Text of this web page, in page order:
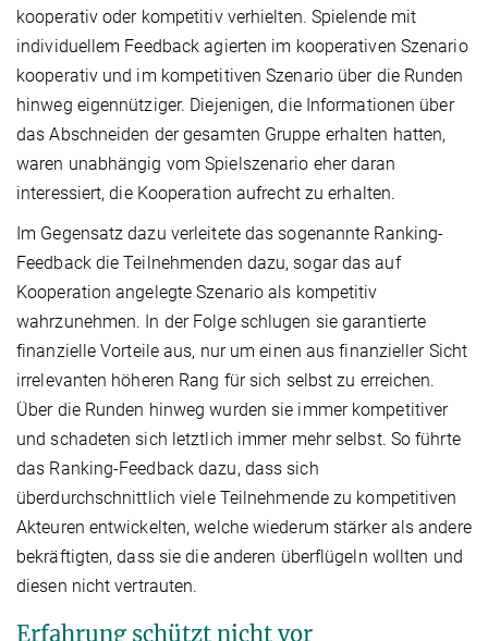
kooperativ oder kompetitiv verhielten. Spielende mit
individuellem Feedback agierten im kooperativen Szenario
kooperativ und im kompetitiven Szenario über die Runden
hinweg eigennütziger. Diejenigen, die Informationen über
das Abschneiden der gesamten Gruppe erhalten hatten,
waren unabhängig vom Spielszenario eher daran
interessiert, die Kooperation aufrecht zu erhalten.
Im Gegensatz dazu verleitete das sogenannte Ranking-
Feedback die Teilnehmenden dazu, sogar das auf
Kooperation angelegte Szenario als kompetitiv
wahrzunehmen. In der Folge schlugen sie garantierte
finanzielle Vorteile aus, nur um einen aus finanzieller Sicht
irrelevanten höheren Rang für sich selbst zu erreichen.
Über die Runden hinweg wurden sie immer kompetitiver
und schadeten sich letztlich immer mehr selbst. So führte
das Ranking-Feedback dazu, dass sich
überdurchschnittlich viele Teilnehmende zu kompetitiven
Akteuren entwickelten, welche wiederum stärker als andere
bekräftigten, dass sie die anderen überflügeln wollten und
diesen nicht vertrauten.
Erfahrung schützt nicht vor